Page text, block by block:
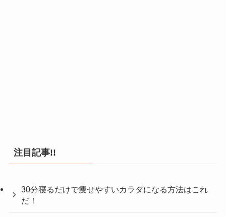
注目記事!!
30分寝るだけで痩せやすいカラダになる方法はこれ
だ！